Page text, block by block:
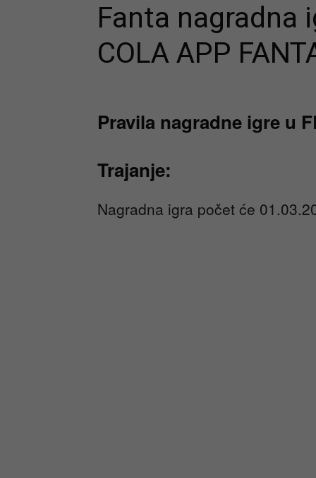
Fanta nagradna
COLA APP
Pravila nagradne igre u
Trajanje:
Nagradna igra počet će